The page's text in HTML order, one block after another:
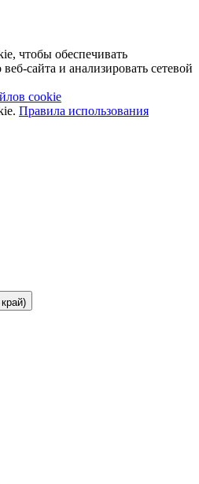
чтобы обеспечивать
сайта и анализировать сетевой
cookie
Правила использования